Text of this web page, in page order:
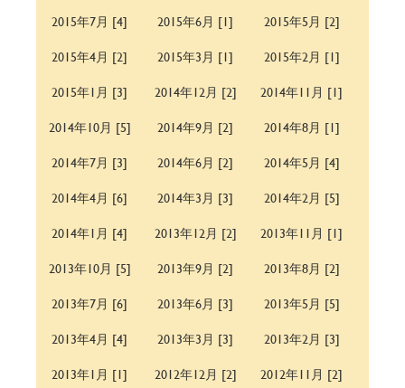
2015年7月 [4]
2015年6月 [1]
2015年5月 [2]
2015年4月 [2]
2015年3月 [1]
2015年2月 [1]
2015年1月 [3]
2014年12月 [2]
2014年11月 [1]
2014年10月 [5]
2014年9月 [2]
2014年8月 [1]
2014年7月 [3]
2014年6月 [2]
2014年5月 [4]
2014年4月 [6]
2014年3月 [3]
2014年2月 [5]
2014年1月 [4]
2013年12月 [2]
2013年11月 [1]
2013年10月 [5]
2013年9月 [2]
2013年8月 [2]
2013年7月 [6]
2013年6月 [3]
2013年5月 [5]
2013年4月 [4]
2013年3月 [3]
2013年2月 [3]
2013年1月 [1]
2012年12月 [2]
2012年11月 [2]